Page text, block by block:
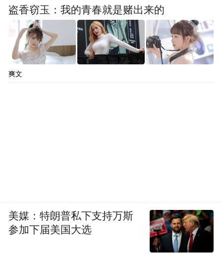
盗香窃玉：我的青春就是赌出来的
爽文
美媒：特朗普私下支持万斯
参加下届美国大选